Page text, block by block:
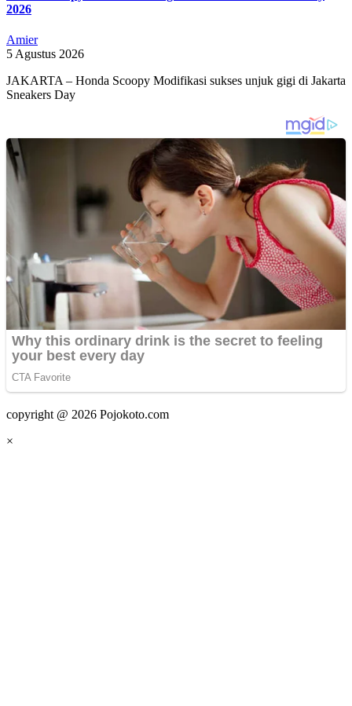
2026
Amier
5 Agustus 2026
JAKARTA – Honda Scoopy Modifikasi sukses unjuk gigi di Jakarta
Sneakers Day
copyright @ 2026 Pojokoto.com
×